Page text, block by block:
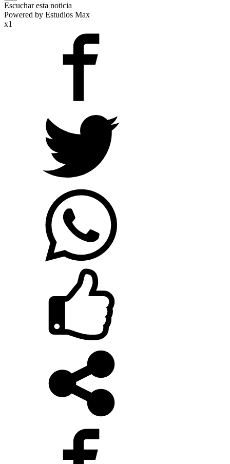
Escuchar esta noticia
Powered by Estudios Max
x1